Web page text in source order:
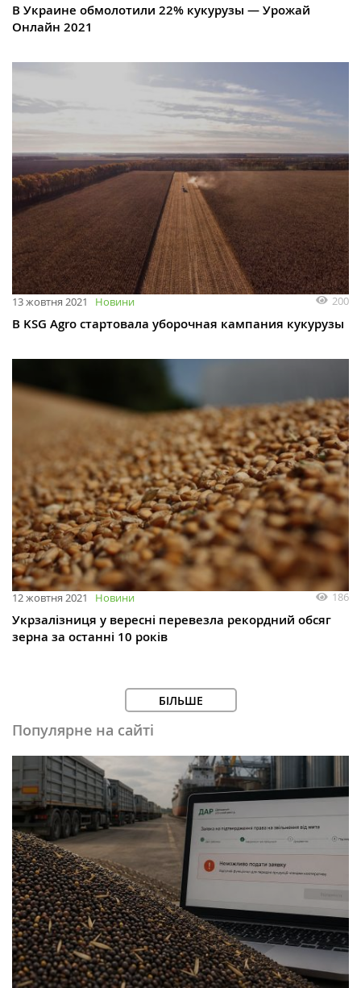
В Украине обмолотили 22% кукурузы — Урожай
Онлайн 2021
13 жовтня 2021 Новини 200
В KSG Agro стартовала уборочная кампания кукурузы
12 жовтня 2021 Новини 186
Укрзалізниця у вересні перевезла рекордний обсяг
зерна за останні 10 років
БІЛЬШЕ
Популярне на сайті